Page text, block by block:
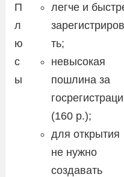
П
л
ю
с
ы
легче и
ть;
невысокая
пошлина за
(160 р.);
для открытия
не нужно
создавать